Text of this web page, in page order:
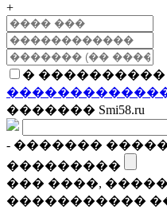
+
� ����������
������� Smi58.ru
- �������
���������
��� ����,
�����������